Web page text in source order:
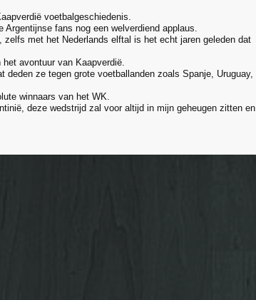
voetbalgeschiedenis.
fans nog een welverdiend applaus.
met het Nederlands elftal is het echt jaren geleden dat
avontuur van Kaapverdië.
ze tegen grote voetballanden zoals Spanje, Uruguay,
winnaars van het WK.
deze wedstrijd zal voor altijd in mijn geheugen zitten en